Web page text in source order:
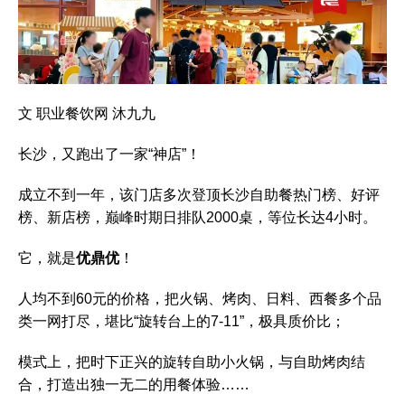
文 职业餐饮网 沐九九
长沙，又跑出了一家“神店”！
成立不到一年，该门店多次登顶长沙自助餐热门榜、好评
榜、新店榜，巅峰时期日排队2000桌，等位长达4小时。
它，就是优鼎优！
人均不到60元的价格，把火锅、烤肉、日料、西餐多个品
类一网打尽，堪比“旋转台上的7-11”，极具质价比；
模式上，把时下正兴的旋转自助小火锅，与自助烤肉结
合，打造出独一无二的用餐体验……